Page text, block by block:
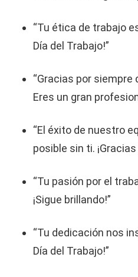
“Tu ética de trabajo
Día del Trabajo!”
“Gracias por siempre
Eres un gran
“El éxito de nuestro
posible sin ti.
“Tu pasión por el
¡Sigue brillando!”
“Tu dedicación nos
Día del Trabajo!”